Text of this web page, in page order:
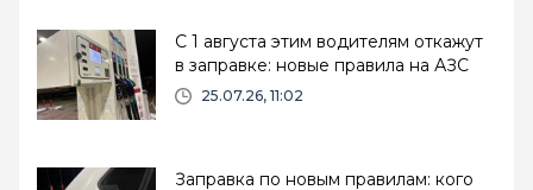
С 1 августа этим водителям откажут
в заправке: новые правила на АЗС
25.07.26, 11:02
Заправка по новым правилам: кого